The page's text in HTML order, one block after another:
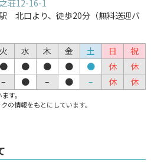
荘12-16-1
北口より、徒歩20分（無料送迎バ
火 水 木 金 土 日
祝
● ● ● ● ● 休
休
– ● – ● – 休 休
す。
の情報をもとにしています。